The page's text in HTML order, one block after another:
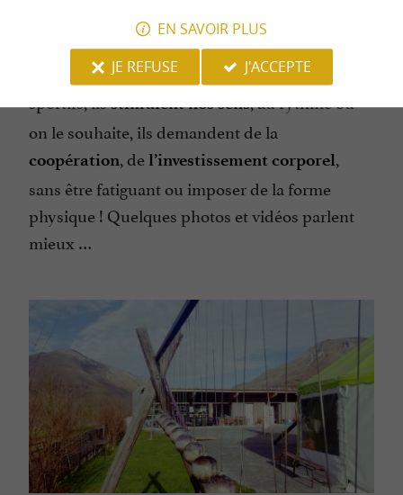
ne sont pas des casse-têtes, ils nécessitent
parfois de bouger, mais ne sont pas des agrès
sportifs, ilsstimulent nos sens, au rythme où
on le souhaite, ils demandent de la
coopération, de l’investissement corporel,
sans être fatiguant ou imposer de la forme
physique ! Quelques photos et vidéos parlent
mieux …
EN SAVOIR PLUS
JE REFUSE
J'ACCEPTE